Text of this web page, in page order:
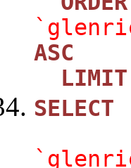
ASC
LIMIT
SELECT